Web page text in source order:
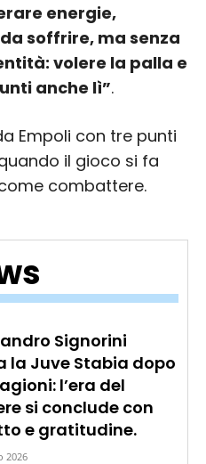
Signorini
la Juve Stabia dopo
l’era del
si conclude con
e gratitudine.
2026
energie,
soffrire, ma senza
volere la palla e
anche lì”.
Empoli con tre punti
il gioco si fa
combattere.